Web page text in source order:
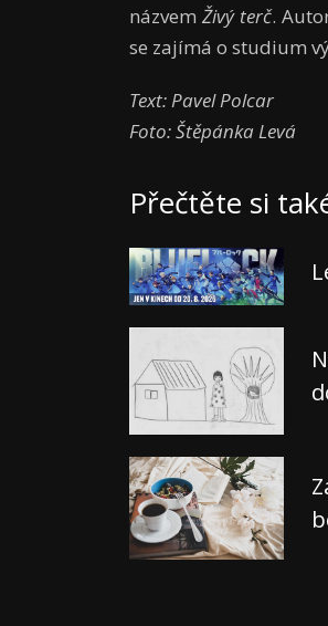
názvem Živý terč.
se zajímá o studium
Text: Pavel Polcar
Foto: Štěpánka Levá
Přečtěte si